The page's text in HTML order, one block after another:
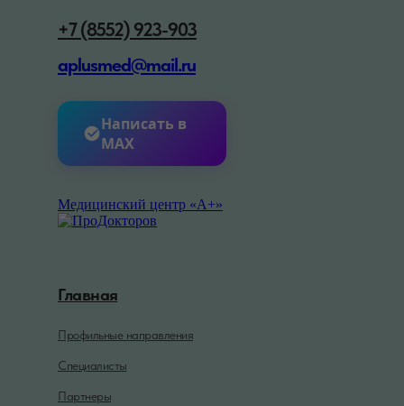
aplusmed@mail.ru
+7 (8552) 923-903
Партнеры
Специалисты
Профильные направления
Главная
Медицинский центр «А+»
Написать в
MAX